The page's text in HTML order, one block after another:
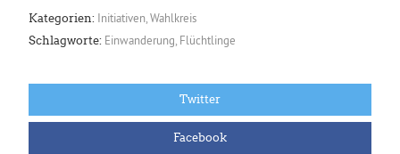
Kategorien: Initiativen Wahlkreis
Schlagworte: Einwanderung, Flüchtlinge
Twitter
Facebook